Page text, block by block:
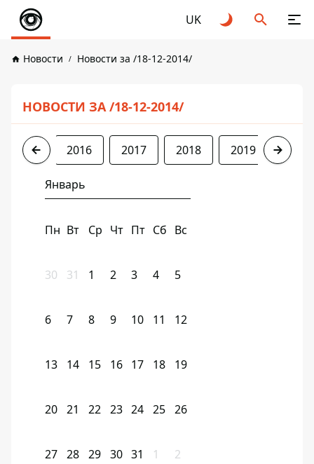
UK
Новости Новости за /18-12-2014/
НОВОСТИ ЗА /18-12-2014/
2014 2016 2017 2018 2019 2020
Январь
Пн Вт Ср Чт Пт Сб Вс
30 31 1 2 3 4 5
6 7 8 9 10 11 12
13 14 15 16 17 18 19
20 21 22 23 24 25 26
27 28 29 30 31 1 2